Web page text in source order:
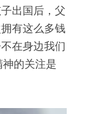
出国后，父
有这么多钱
在身边我们
的关注是